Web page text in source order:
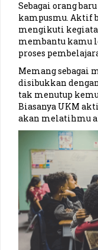
Sebagai orang
kampusmu. Aktif
mengikuti
membantu kamu
proses
Memang sebagai
disibukkan
tak menutup
Biasanya UKM
akan melatihmu